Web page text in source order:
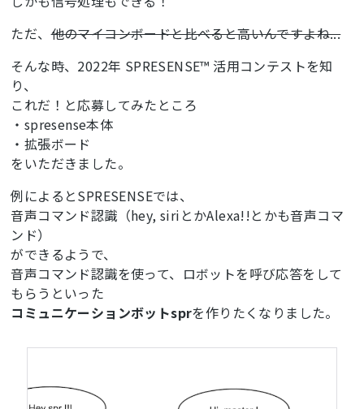
ただ、他のマイコンボードと比べると高いんですよね...
そんな時、2022年 SPRESENSE™ 活用コンテストを知
り、
これだ！と応募してみたところ
・spresense本体
・拡張ボード
をいただきました。
例によるとSPRESENSEでは、
音声コマンド認識（hey, siriとかAlexa!!とかも音声コマ
ンド）
ができるようで、
音声コマンド認識を使って、ロボットを呼び応答をして
もらうといった
コミュニケーションボットsprを作りたくなりました。